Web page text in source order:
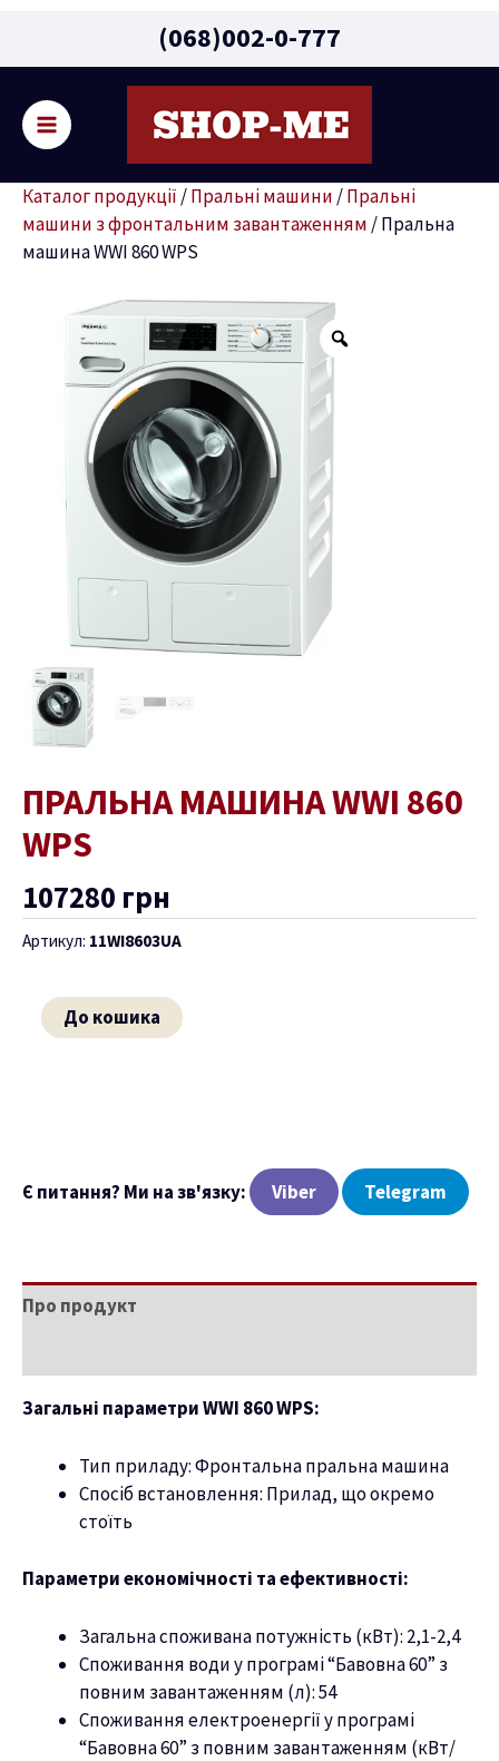
(068)002-0-777
Menu
Каталог продукції /Пральні машини /Пральні
машини з фронтальним завантаженням /Пральна
машина WWI 860 WPS
ПРАЛЬНА МАШИНА WWI 860
WPS
107280 грн
Артикул: 11WI8603UA
Пральна
машина
кількість
До кошика
Є питання? Ми на зв'язку: Viber Telegram
Про продукт
Загальні параметри WWI 860 WPS:
Тип приладу: Фронтальна пральна машина
Спосіб встановлення: Прилад, що окремо
стоїть
Параметри економічності та ефективності:
Загальна споживана потужність (кВт): 2,1-2,4
Споживання води у програмі “Бавовна 60” з
повним завантаженням (л): 54
Споживання електроенергії у програмі
“Бавовна 60” з повним завантаженням (кВт/